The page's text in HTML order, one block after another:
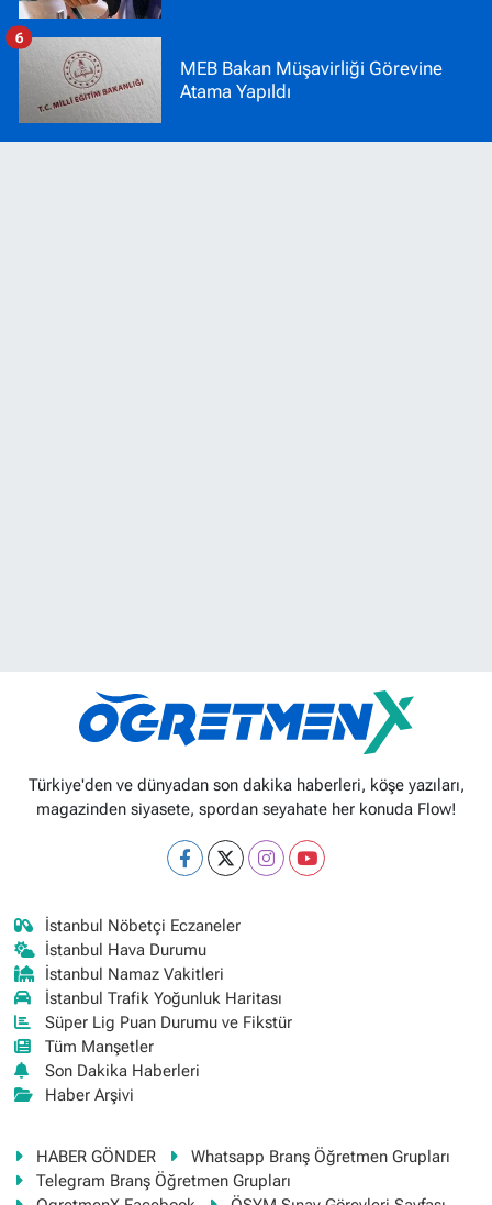
MEB Bakan Müşavirliği Görevine
Atama Yapıldı
6
Türkiye'den ve dünyadan son dakika haberleri, köşe yazıları,
magazinden siyasete, spordan seyahate her konuda Flow!
İstanbul Nöbetçi Eczaneler
İstanbul Hava Durumu
İstanbul Namaz Vakitleri
İstanbul Trafik Yoğunluk Haritası
Süper Lig Puan Durumu ve Fikstür
Tüm Manşetler
Son Dakika Haberleri
Haber Arşivi
HABER GÖNDER
Whatsapp Branş Öğretmen Grupları
Telegram Branş Öğretmen Grupları